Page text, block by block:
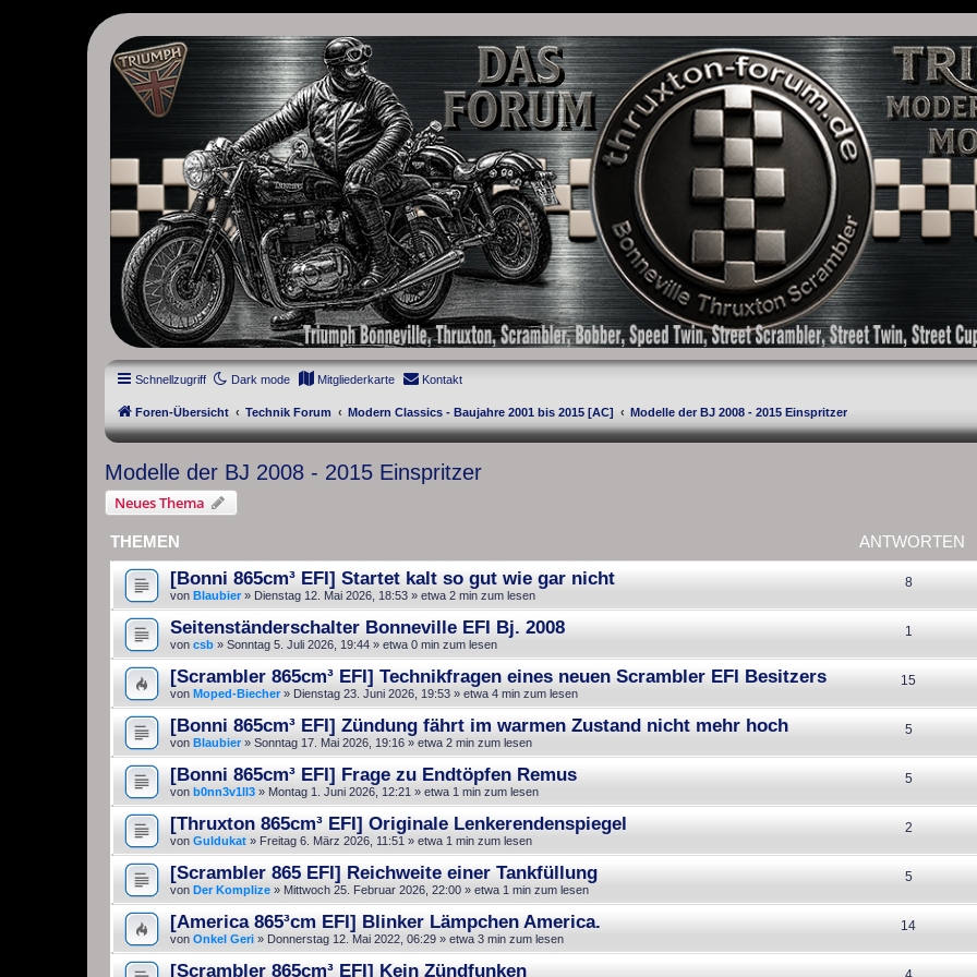
thruxton-forum.de
DAS FORUM! Alles rund um die Triumph Modern Classic Modelle. Das Forum für die New Bonneville Baureihen ab BJ 2001. Triumph Bonneville,
Street Cup, America und Speedmaster.
Schnellzugriff Dark mode Mitgliederkarte Kontakt
Foren-Übersicht Technik Forum Modern Classics - Baujahre 2001 bis 2015 [AC] Modelle der BJ 2008 - 2015 Einspritzer
Modelle der BJ 2008 - 2015 Einspritzer
Neues Thema
THEMEN ANTWORTEN
[Bonni 865cm³ EFI] Startet kalt so gut wie gar nicht
von Blaubier» Dienstag 12. Mai 2026, 18:53 » etwa 2 min zum lesen
8A
n
t
r
e
n
Seitenständerschalter Bonneville EFI Bj. 2008
von csb » Sonntag 5. Juli 2026, 19:44 » etwa 0 min zum lesen
1
n
t
r
e
n
[Scrambler 865cm³ EFI] Technikfragen eines neuen Scrambler EFI Besitzers
von Moped-Biecher» Dienstag 23. Juni 2026, 19:53 » etwa 4 min zum lesen
15A
n
n
[Bonni 865cm³ EFI] Zündung fährt im warmen Zustand nicht mehr hoch
von Blaubier» Sonntag 17. Mai 2026, 19:16 » etwa 2 min zum lesen
5A
n
t
r
e
n
[Bonni 865cm³ EFI] Frage zu Endtöpfen Remus
von b0nn3v1ll3 » Montag 1. Juni 2026, 12:21 » etwa 1 min zum lesen
5A
n
t
r
[Thruxton 865cm³ EFI] Originale Lenkerendenspiegel
von Guldukat » Freitag 6. März 2026, 11:51 » etwa 1 min zum lesen
2A
n
t
r
[Scrambler 865 EFI] Reichweite einer Tankfüllung
von Der Komplize » Mittwoch 25. Februar 2026, 22:00 » etwa 1 min zum lesen
5A
n
t
[America 865³cm EFI] Blinker Lämpchen America.
von Onkel Geri » Donnerstag 12. Mai 2022, 06:29 » etwa 3 min zum lesen
14A
n
[Scrambler 865cm³ EFI] Kein Zündfunken
A